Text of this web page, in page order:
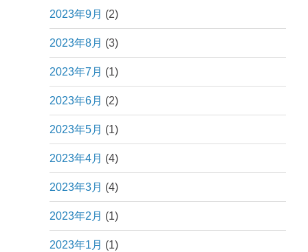
2023年9月 (2)
2023年8月 (3)
2023年7月 (1)
2023年6月 (2)
2023年5月 (1)
2023年4月 (4)
2023年3月 (4)
2023年2月 (1)
2023年1月 (1)